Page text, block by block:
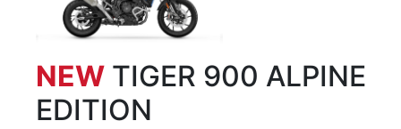
NEW TIGER 900 ALPINE
EDITION